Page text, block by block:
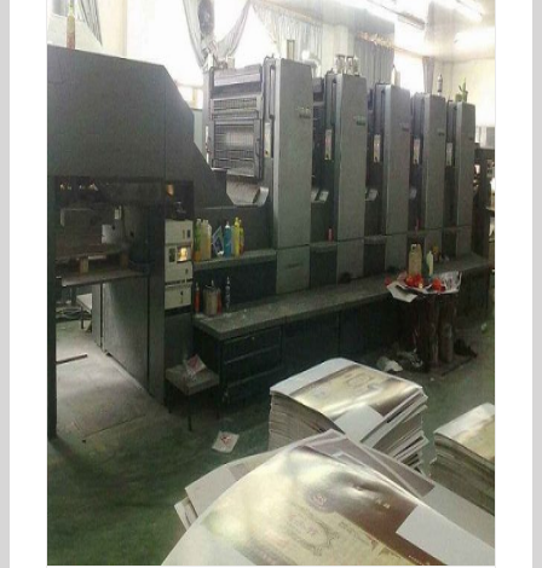
无极变频电源led_UV灯卤素灯变压器UV无极变频
电源LEDUV